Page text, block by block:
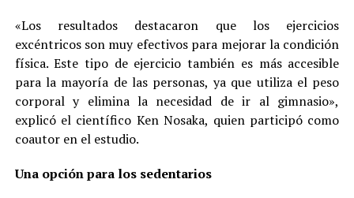
«Los resultados destacaron que los ejercicios
excéntricos son muy efectivos para mejorar la condición
física. Este tipo de ejercicio también es más accesible
para la mayoría de las personas, ya que utiliza el peso
corporal y elimina la necesidad de ir al gimnasio»,
explicó el científico Ken Nosaka, quien participó como
coautor en el estudio.
Una opción para los sedentarios